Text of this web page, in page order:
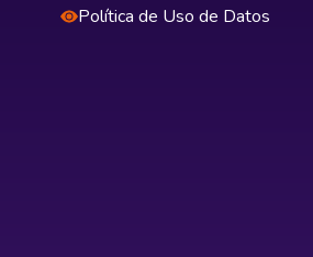
Política de Uso de Datos